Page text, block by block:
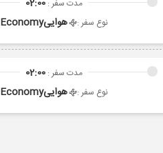
مدت سفر : 02:00
نوع سفر : هواییEconomy
مدت سفر : 02:00
نوع سفر : هواییEconomy